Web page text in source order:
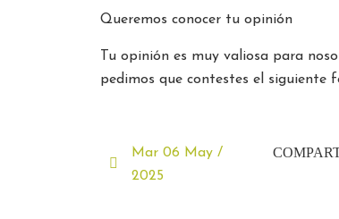
Queremos conocer tu opinión
Tu opinión es muy valiosa para
pedimos que contestes el siguiente
Mar 06 May /
2025